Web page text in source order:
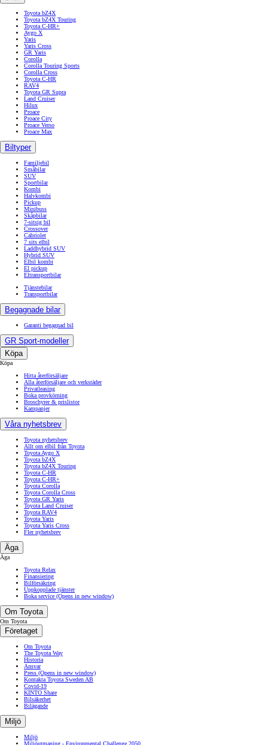
Toyota bZ4X
Toyota bZ4X Touring
Toyota C-HR+
Aygo X
Yaris
Yaris Cross
GR Yaris
Corolla
Corolla Touring Sports
Corolla Cross
Toyota C-HR
RAV4
Toyota GR Supra
Land Cruiser
Hilux
Proace
Proace City
Proace Verso
Proace Max
Biltyper
Familjebil
Småbilar
SUV
Sportbilar
Kombi
Halvkombi
Pickup
Minibuss
Skåpbilar
7-sitsig bil
Crossover
Cabriolet
7 sits elbil
Laddhybrid SUV
Hybrid SUV
Elbil kombi
El pickup
Eltransportbilar
Tjänstebilar
Transportbilar
Begagnade bilar
Garanti begagnad bil
GR Sport-modeller
Köpa
Köpa
Hitta återförsäljare
Alla återförsäljare och verkstäder
Privatleasing
Boka provkörning
Broschyrer & prislistor
Kampanjer
Våra nyhetsbrev
Toyota nyhetsbrev
Allt om elbil från Toyota
Toyota Aygo X
Toyota bZ4X
Toyota bZ4X Touring
Toyota C-HR
Toyota C-HR+
Toyota Corolla
Toyota Corolla Cross
Toyota GR Yaris
Toyota Land Cruiser
Toyota RAV4
Toyota Yaris
Toyota Yaris Cross
Fler nyhetsbrev
Äga
Äga
Toyota Relax
Finansiering
Bilförsäkring
Uppkopplade tjänster
Boka service (Opens in new window)
Om Toyota
Om Toyota
Företaget
Om Toyota
The Toyota Way
Historia
Ansvar
Press (Opens in new window)
Kontakta Toyota Sweden AB
Covid-19
KINTO Share
Bilsäkerhet
Bilägande
Miljö
Miljö
Miljöutmaning - Environmental Challenge 2050